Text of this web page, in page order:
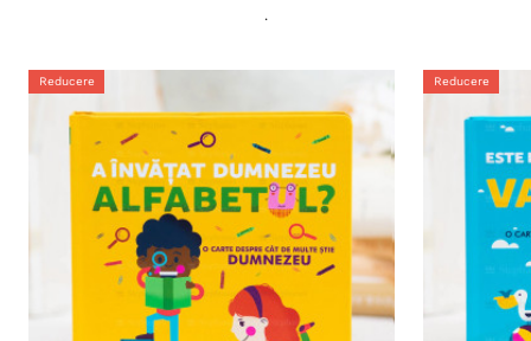
.
Reducere Reducere